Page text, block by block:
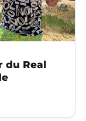
du Real